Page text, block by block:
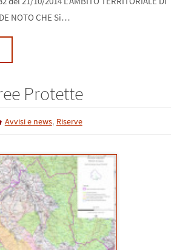
NOTO CHE Si…
Protette
Avvisi e news, Riserve